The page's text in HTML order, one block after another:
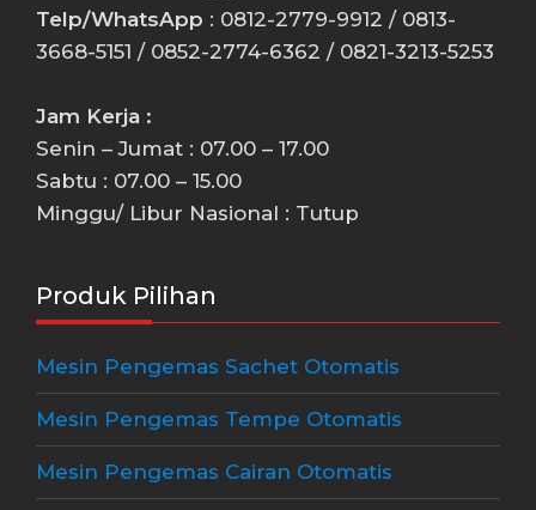
Telp/WhatsApp : 0812-2779-9912 / 0813-
3668-5151 / 0852-2774-6362 / 0821-3213-5253
Jam Kerja :
Senin – Jumat : 07.00 – 17.00
Sabtu : 07.00 – 15.00
Minggu/ Libur Nasional : Tutup
Produk Pilihan
Mesin Pengemas Sachet Otomatis
Mesin Pengemas Tempe Otomatis
Mesin Pengemas Cairan Otomatis